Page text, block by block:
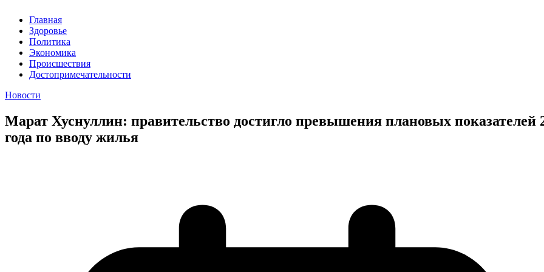
Главная
Здоровье
Политика
Экономика
Происшествия
Достопримечательности
Новости
Марат Хуснуллин: правительство достигло превышения плановых показателей
года по вводу жилья